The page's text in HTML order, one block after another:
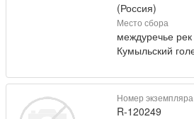
(Россия)
Место сбора
междуречье
Кумыльский
Номер экземпляра
R-120249